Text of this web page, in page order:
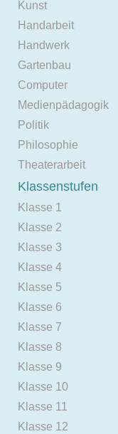
Kunst
Handarbeit
Handwerk
Gartenbau
Computer
Medienpädagogik
Politik
Philosophie
Theaterarbeit
Klassenstufen
Klasse 1
Klasse 2
Klasse 3
Klasse 4
Klasse 5
Klasse 6
Klasse 7
Klasse 8
Klasse 9
Klasse 10
Klasse 11
Klasse 12